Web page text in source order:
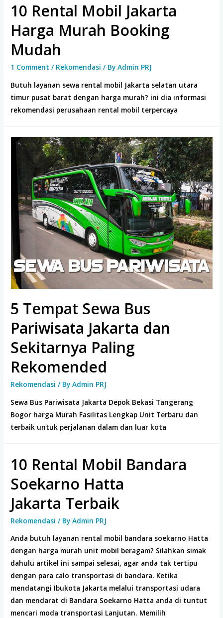
10 Rental Mobil Jakarta
Harga Murah Booking
Mudah
1 Comment / Rekomendasi / ByAdmin PRJ
Butuh layanan sewa rental mobil Jakarta selatan utara
timur pusat barat dengan harga murah? ini dia informasi
rekomendasi perusahaan rental mobil terpercaya
5 Tempat Sewa Bus
Pariwisata Jakarta dan
Sekitarnya Paling
Rekomended
Rekomendasi / ByAdmin PRJ
Sewa Bus Pariwisata Jakarta Depok Bekasi Tangerang
Bogor harga Murah Fasilitas Lengkap Unit Terbaru dan
terbaik untuk perjalanan dalam dan luar kota
10 Rental Mobil Bandara
Soekarno Hatta
Jakarta Terbaik
Rekomendasi / ByAdmin PRJ
Anda butuh layanan rental mobil bandara soekarno Hatta
dengan harga murah unit mobil beragam? Silahkan simak
dahulu artikel ini sampai selesai, agar anda tak tertipu
dengan para calo transportasi di bandara. Ketika
mendatangi Ibukota Jakarta melalui transportasi udara
dan mendarat di Bandara Soekarno Hatta anda di tuntut
mencari moda transportasi Lanjutan. Memilih